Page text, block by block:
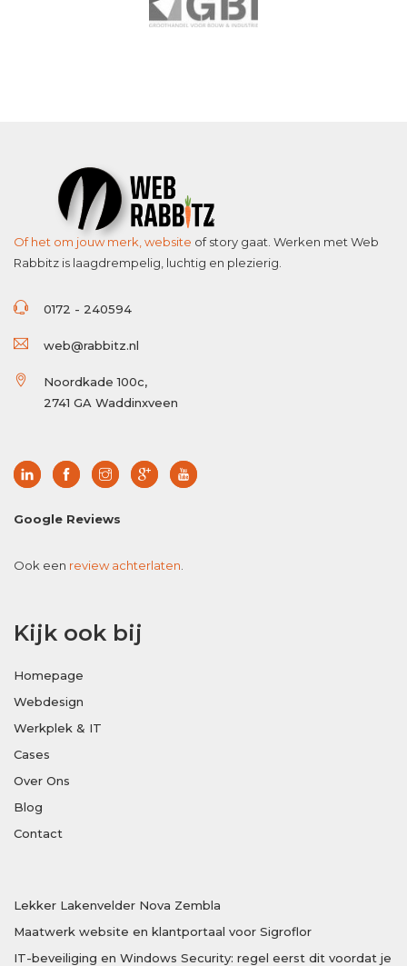
Of het om jouw merk, website of story gaat. Werken met Web
Rabbitz is laagdrempelig, luchtig en plezierig.
0172 - 240594
web@rabbitz.nl
Noordkade 100c,
2741 GA Waddinxveen
Google Reviews
Ook een review achterlaten
Kijk ook bij
Homepage
Webdesign
Werkplek & IT
Cases
Over Ons
Blog
Contact
Lekker Lakenvelder Nova Zembla
Maatwerk website en klantportaal voor Sigroflor
IT-beveiliging en Windows Security: regel eerst dit voordat je